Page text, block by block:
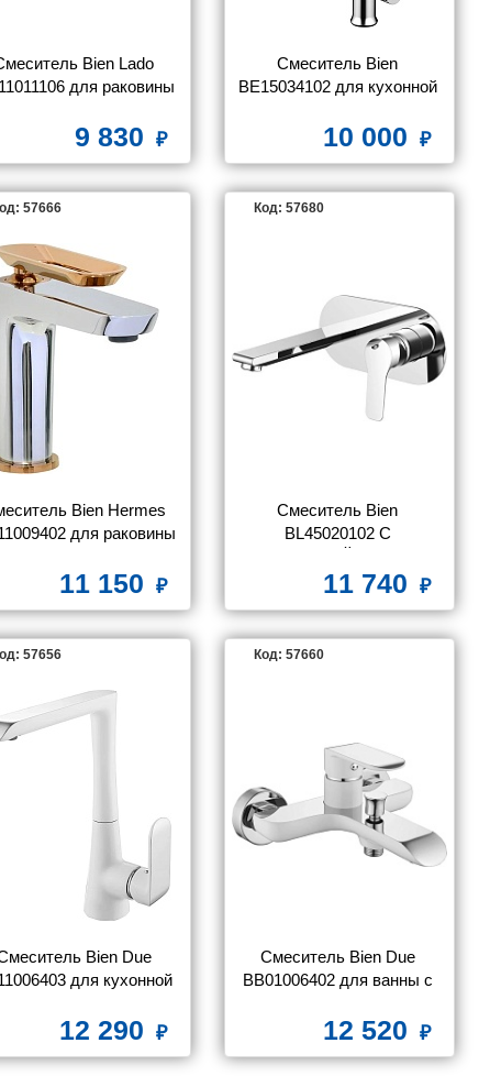
Bien Lado
для раковины
9 830
Смеситель Bien
BE15034102 для кухонной
10 000
57666
Bien Hermes
для раковины
11 150
Код: 57680
Смеситель Bien
BL45020102 С
для раковины
11 740
57656
Bien Due
для кухонной
12 290
Код: 57660
Смеситель Bien Due
BB01006402 для ванны с
12 520